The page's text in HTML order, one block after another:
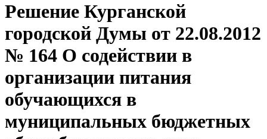
Решение Курганской
городской Думы от 22.08.2012
№ 164 О содействии в
организации питания
обучающихся в
муниципальных бюджетных